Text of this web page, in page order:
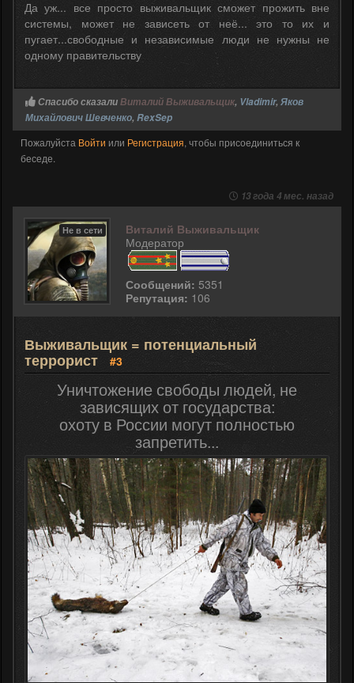
Да уж... все просто выживальщик сможет прожить вне
системы, может не зависеть от неё... это то их и
пугает...свободные и независимые люди не нужны не
одному правительству
Спасибо сказалиВиталий Выживальщик, Vladimir, Яков
Михайлович Шевченко, RexSep
Пожалуйста Войти или Регистрация, чтобы присоединиться к
беседе.
13 года 4 мес. назад
Не в сети
Виталий Выживальщик
Модератор
Сообщений: 5351
Репутация: 106
Выживальщик = потенциальный
террорист #3
Уничтожение свободы людей, не
зависящих от государства:
охоту в России могут полностью
запретить...